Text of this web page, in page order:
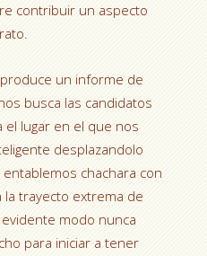
contribuir un aspecto
un informe de
busca las candidatos
lugar en el que nos
desplazandolo
chachara con
trayecto extrema de
modo nunca
para iniciar a tener